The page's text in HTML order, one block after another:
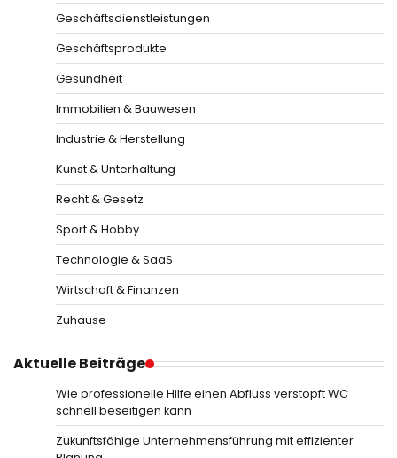
Geschäftsdienstleistungen
Geschäftsprodukte
Gesundheit
Immobilien & Bauwesen
Industrie & Herstellung
Kunst & Unterhaltung
Recht & Gesetz
Sport & Hobby
Technologie & SaaS
Wirtschaft & Finanzen
Zuhause
Aktuelle Beiträge
Wie professionelle Hilfe einen Abfluss verstopft WC
schnell beseitigen kann
Zukunftsfähige Unternehmensführung mit effizienter